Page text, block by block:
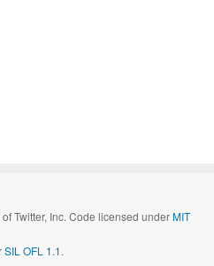
Twitter, Inc. Code licensed underMIT
SIL OFL 1.1.